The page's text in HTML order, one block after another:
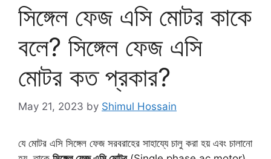
সিঙ্গেল ফেজ এসি মোটর কাকে
বলে? সিঙ্গেল ফেজ এসি
মোটর কত প্রকার?
May 21, 2023 by Shimul Hossain
যে মোটর এসি সিঙ্গেল ফেজ সরবরাহের সাহায্যে চালু করা হয় এবং চালানো